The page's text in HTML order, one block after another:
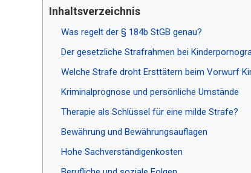
Inhaltsverzeichnis
Was regelt der § 184b StGB genau?
Der gesetzliche Strafrahmen bei
Welche Strafe droht Ersttätern beim Vorwurf
Kriminalprognose und persönliche Umstände
Therapie als Schlüssel für eine milde Strafe?
Bewährung und Bewährungsauflagen
Hohe Sachverständigenkosten